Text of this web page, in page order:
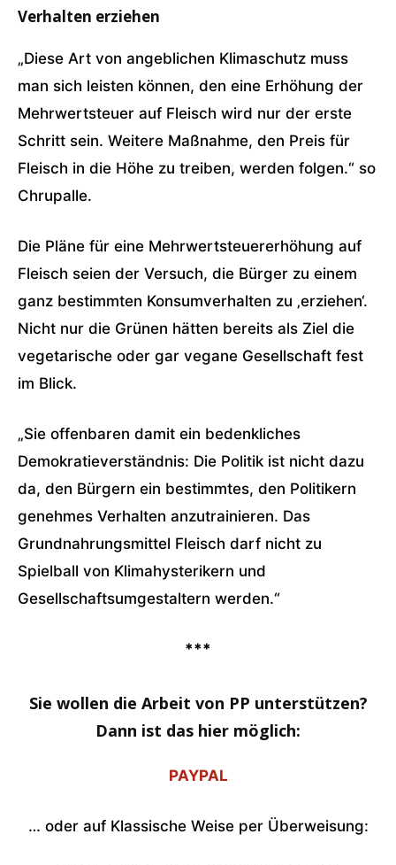
Verhalten erziehen
„Diese Art von angeblichen Klimaschutz muss
man sich leisten können, den eine Erhöhung der
Mehrwertsteuer auf Fleisch wird nur der erste
Schritt sein. Weitere Maßnahme, den Preis für
Fleisch in die Höhe zu treiben, werden folgen.“ so
Chrupalle.
Die Pläne für eine Mehrwertsteuererhöhung auf
Fleisch seien der Versuch, die Bürger zu einem
ganz bestimmten Konsumverhalten zu ‚erziehen‘.
Nicht nur die Grünen hätten bereits als Ziel die
vegetarische oder gar vegane Gesellschaft fest
im Blick.
„Sie offenbaren damit ein bedenkliches
Demokratieverständnis: Die Politik ist nicht dazu
da, den Bürgern ein bestimmtes, den Politikern
genehmes Verhalten anzutrainieren. Das
Grundnahrungsmittel Fleisch darf nicht zu
Spielball von Klimahysterikern und
Gesellschaftsumgestaltern werden.“
***
Sie wollen die Arbeit von PP unterstützen?
Dann ist das hier möglich:
PAYPAL
… oder auf Klassische Weise per Überweisung: